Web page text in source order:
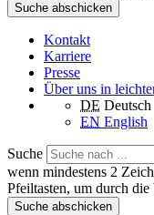
Suche abschicken
Kontakt
Karriere
Presse
Über uns in
DE Deutsch
EN English
Suche
wenn mindestens 2
Pfeiltasten, um durch
Suche abschicken